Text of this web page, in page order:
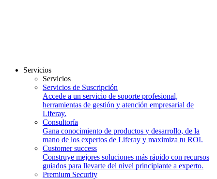
Servicios
Servicios
Servicios de Suscripción
Accede a un servicio de soporte profesional,
herramientas de gestión y atención empresarial de
Liferay.
Consultoría
Gana conocimiento de productos y desarrollo, de la
mano de los expertos de Liferay y maximiza tu ROI.
Customer success
Construye mejores soluciones más rápido con recursos
guiados para llevarte del nivel principiante a experto.
Premium Security